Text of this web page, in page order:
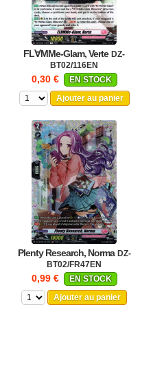
FL∀MMe-Glam, Verte DZ-
BT02/116EN
0,30 €
EN STOCK
Ajouter au panier
Plenty Research, Norma DZ-
BT02/FR47EN
0,99 €
EN STOCK
Ajouter au panier